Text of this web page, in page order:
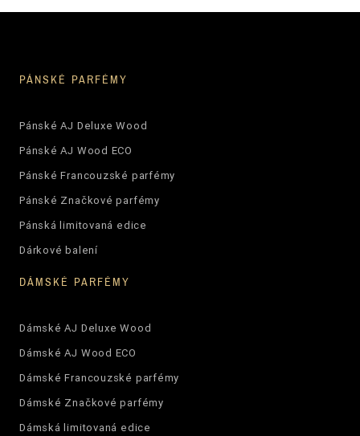
PÁNSKÉ PARFÉMY
Pánské AJ Deluxe Wood
Pánské AJ Wood ECO
Pánské Francouzské parfémy
Pánské Značkové parfémy
Pánská limitovaná edice
Dárkové balení
DÁMSKÉ PARFÉMY
Dámské AJ Deluxe Wood
Dámské AJ Wood ECO
Dámské Francouzské parfémy
Dámské Značkové parfémy
Dámská limitovaná edice